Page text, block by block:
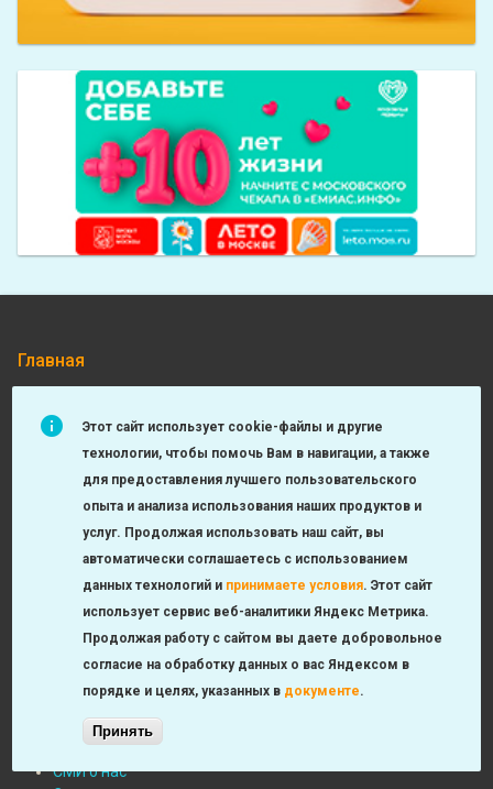
Главная
Подвал:
Филиалы
Специалисты
Подвал:
Специалисты
Главный врач
Президент
Главные специалисты
«Московский врач»
Контакты
О больнице
Подвал:
больнице
Новости
Надзорные органы
Правовая информация
Информация для специалистов
СМИ о нас
Этот сайт использует cookie-файлы и другие
технологии, чтобы помочь Вам в навигации, а также
для предоставления лучшего пользовательского
опыта и анализа использования наших продуктов и
услуг. Продолжая использовать наш сайт, вы
автоматически соглашаетесь с использованием
данных технологий и принимаете условия. Этот сайт
использует сервис веб-аналитики Яндекс Метрика.
Продолжая работу с сайтом вы даете добровольное
согласие на обработку данных о вас Яндексом в
порядке и целях, указанных в документе.
Принять